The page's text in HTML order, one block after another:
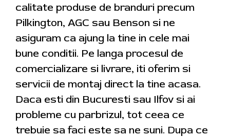
calitate produse de branduri precum
Pilkington, AGC sau Benson si ne
asiguram ca ajung la tine in cele mai
bune conditii. Pe langa procesul de
comercializare si livrare, iti oferim si
servicii de montaj direct la tine acasa.
Daca esti din Bucuresti sau Ilfov si ai
probleme cu parbrizul, tot ceea ce
trebuie sa faci este sa ne suni. Dupa ce